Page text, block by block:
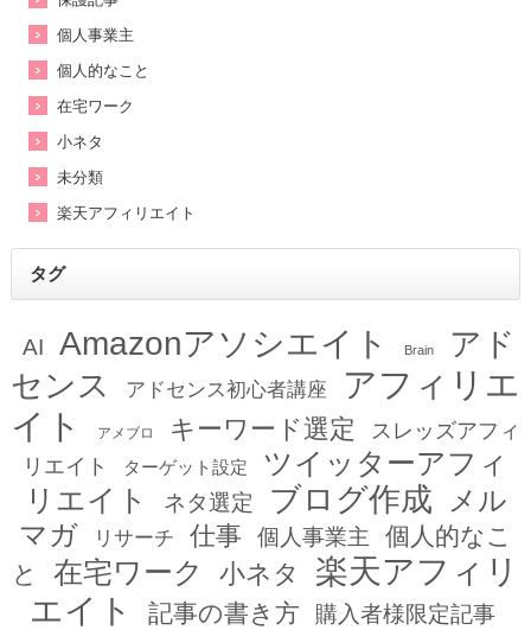
個人事業主
個人的なこと
在宅ワーク
小ネタ
未分類
楽天アフィリエイト
タグ
AI Amazonアソシエイト Brain
アド
センス
アドセンス初心者講座
アフィリエ
イト
アメブロ キーワード選定
スレッズアフィ
リエイト
ターゲット設定
ツイッターアフィ
リエイト
ネタ選定 ブログ作成
メル
マガ
リサーチ 仕事 個人事業主
個人的なこ
と
在宅ワーク 小ネタ
楽天アフィリ
エイト
記事の書き方 購入者様限定記事